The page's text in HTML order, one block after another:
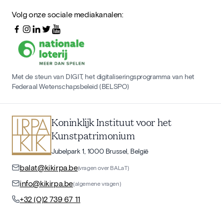
Volg onze sociale mediakanalen:
Met de steun van DIGIT, het digitaliseringsprogramma van het
Federaal Wetenschapsbeleid (BELSPO)
Koninklijk Instituut voor het
Kunstpatrimonium
Jubelpark 1, 1000 Brussel, België
balat@kikirpa.be(vragen over BALaT)
info@kikirpa.be(algemene vragen)
+32 (0)2 739 67 11